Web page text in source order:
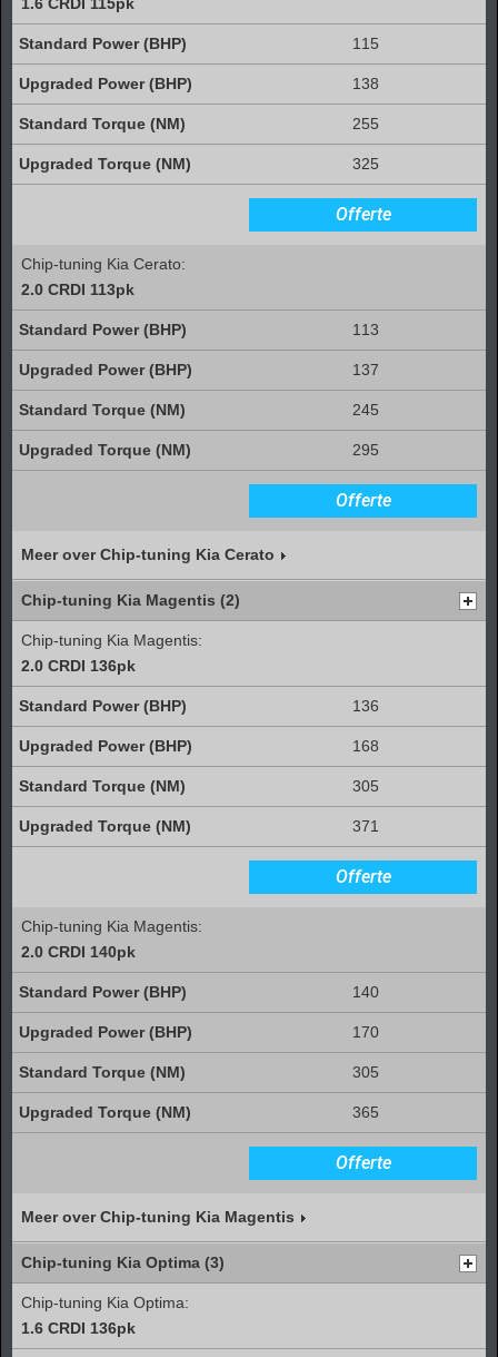
115
138
255
325
Offerte
Chip-tuning Kia Cerato:
2.0 CRDI 113pk
113
137
245
295
Offerte
Meer over Chip-tuning Kia Cerato
Chip-tuning Kia Magentis (2)
Chip-tuning Kia Magentis:
2.0 CRDI 136pk
136
168
305
371
Offerte
Chip-tuning Kia Magentis:
2.0 CRDI 140pk
140
170
305
365
Offerte
Meer over Chip-tuning Kia Magentis
Chip-tuning Kia Optima (3)
Chip-tuning Kia Optima:
1.6 CRDI 136pk